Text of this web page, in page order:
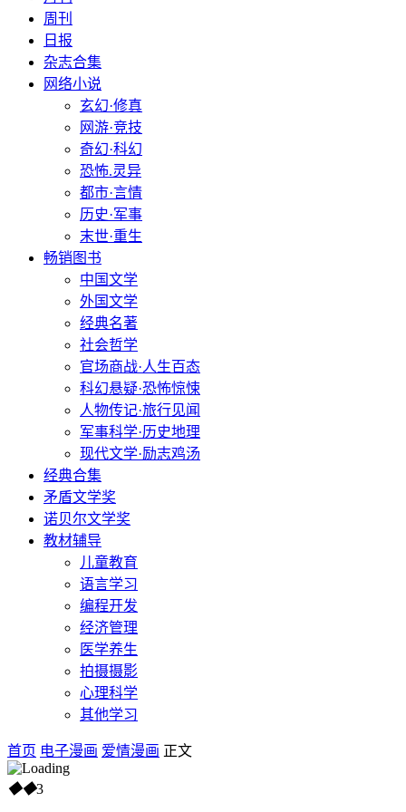
周刊
日报
杂志合集
网络小说
玄幻·修真
网游·竞技
奇幻·科幻
恐怖.灵异
都市·言情
历史·军事
末世·重生
畅销图书
中国文学
外国文学
经典名著
社会哲学
官场商战·人生百态
科幻悬疑·恐怖惊悚
人物传记·旅行见闻
军事科学·历史地理
现代文学·励志鸡汤
经典合集
矛盾文学奖
诺贝尔文学奖
教材辅导
儿童教育
语言学习
编程开发
经济管理
医学养生
拍摄摄影
心理科学
其他学习
首页 电子漫画 爱情漫画 正文
◆◆3